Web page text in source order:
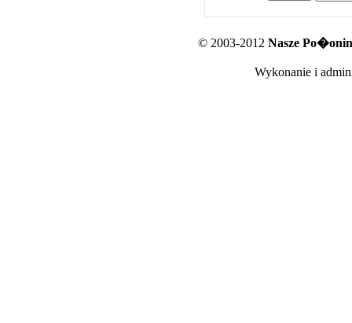
© 2003-2012 Nasze
Wykonanie i